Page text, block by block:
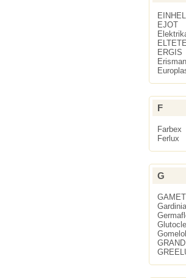
EJOT
ELTETE
ERGIS
F
Farbex
Ferlux
G
GAMET
Gardinia